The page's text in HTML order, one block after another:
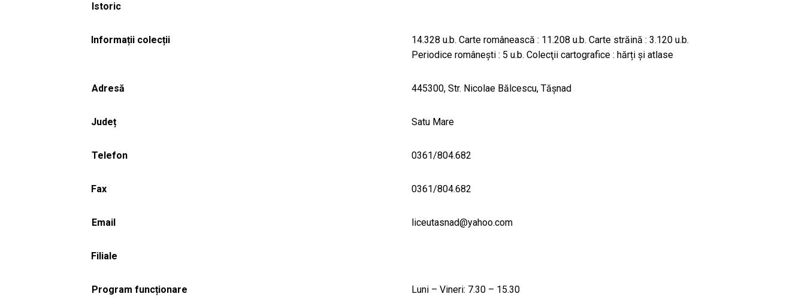
Istoric
Informații colecții
14.328 u.b. Carte românească : 11.208 u.b. Carte străină : 3.120 u.b.
Periodice româneşti : 5 u.b. Colecţii cartografice : hărți și atlase
Adresă 445300, Str. Nicolae Bălcescu, Tăşnad
Județ Satu Mare
Telefon 0361/804.682
Fax 0361/804.682
Email liceutasnad@yahoo.com
Filiale
Program funcționare Luni – Vineri: 7.30 – 15.30